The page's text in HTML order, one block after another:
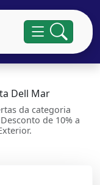
Dell Mar
da categoria
de 10% a